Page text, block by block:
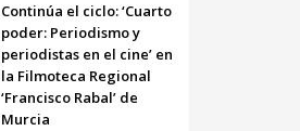
Continúa el ciclo: ‘Cuarto
poder: Periodismo y
periodistas en el cine’ en
la Filmoteca Regional
‘Francisco Rabal’ de
Murcia